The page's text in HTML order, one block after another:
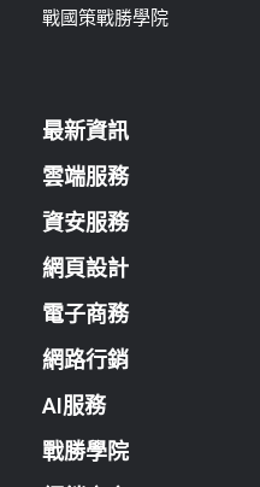
戰國策戰勝學院
最新資訊
雲端服務
資安服務
網頁設計
電子商務
網路行銷
AI服務
戰勝學院